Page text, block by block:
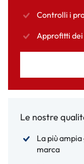
Controlli i
Approfitti
Le nostre
La più
marca